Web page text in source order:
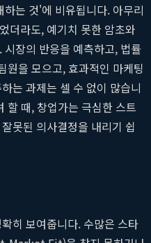
는 것'에 비유됩니다. 아무리
더라도, 예기치 못한 암초와
장의 반응을 예측하고, 법률
원을 모으고, 효과적인 마케팅
는 과제는 셀 수 없이 많습니
할 때, 창업가는 극심한 스트
못된 의사결정을 내리기 쉽
히 보여줍니다. 수많은 스타